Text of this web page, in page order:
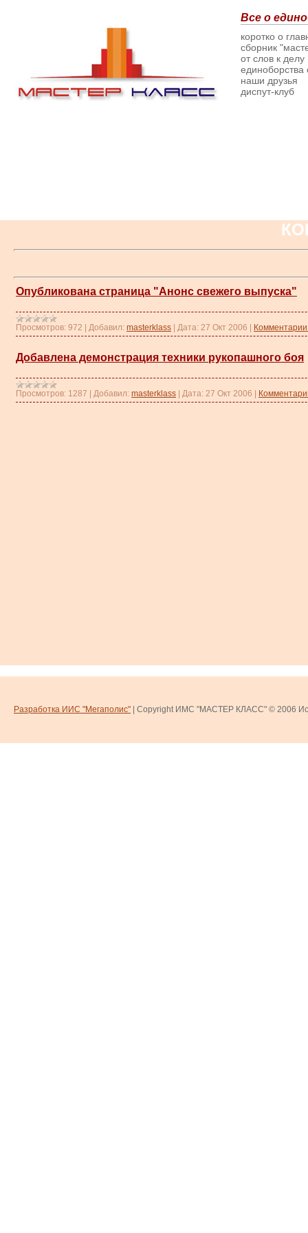
Все о
коротко о
сборник
от слов к делу
наши друзья
диспут-клуб
Опубликована страница "Анонс свежего выпуска"
Просмотров: 972 Добавил: masterklass Дата: 27 Окт 2006
Добавлена демонстрация техники рукопашного боя
Просмотров: 1287 Добавил: masterklass Дата: 27 Окт 2006
Разработка ИИС "Мегаполис" | Copyright ИМС "МАСТЕР КЛАСС" © 2006